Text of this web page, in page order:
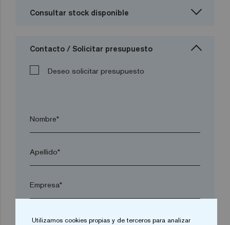
Consultar stock disponible
Contacto / Solicitar presupuesto
Deseo solicitar presupuesto
Nombre*
Apellido*
Empresa*
Utilizamos cookies propias y de terceros para analizar